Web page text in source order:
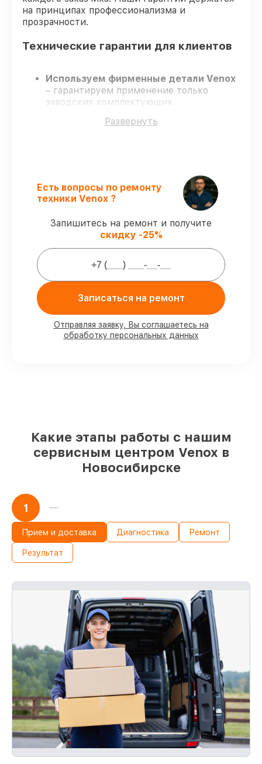
на принципах профессионализма и
прозрачности.
Технические гарантии для клиентов
Используем фирменные детали Venox
– гарантируем применение только
заводских комплектующих.
проходят постоянное обучение, что
договоренности.
Гарантийное сопровождение– все
гарантийной поддержкой до 3 лет.
Мы гарантируем:
80%
возможностью личного присутствия
90%комплектующих Venox готовы к
установке в Новосибирске, остальные
Развернуть
Есть вопросы по ремонту
техники Venox ?
Запишитесь на ремонт и получите
скидку -25%
Записаться на ремонт
Отправляя заявку, Вы соглашаетесь на
обработку персональных данных
Какие этапы работы с нашим
сервисным центром Venox в
Новосибирске
1
Прием и доставка Диагностика Ремонт
Результат